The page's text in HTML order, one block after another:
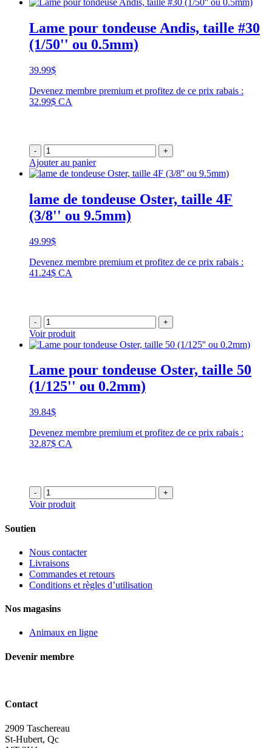
Lame pour tondeuse Andis, taille #30
(1/50'' ou 0.5mm)
39.99$
Devenez membre premium et profitez de ce prix rabais :
32.99$ CA
- +
Ajouter au panier
lame de tondeuse Oster, taille 4F
(3/8'' ou 9.5mm)
49.99$
Devenez membre premium et profitez de ce prix rabais :
41.24$ CA
- +
Voir produit
Lame pour tondeuse Oster, taille 50
(1/125'' ou 0.2mm)
39.84$
Devenez membre premium et profitez de ce prix rabais :
32.87$ CA
- +
Voir produit
Soutien
Nous contacter
Livraisons
Commandes et retours
Conditions et règles d’utilisation
Nos magasins
Animaux en ligne
Devenir membre
Contact
2909 Taschereau
St-Hubert, Qc